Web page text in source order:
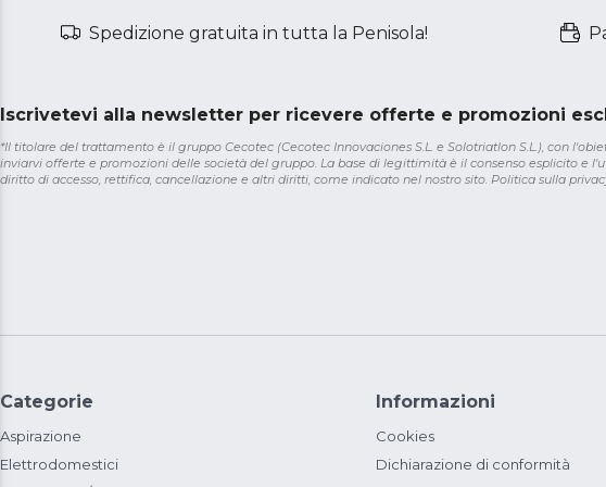
Spedizione gratuita in tutta la Penisola!
Iscrivetevi alla newsletter per ricevere offerte e promozioni
*Il titolare del trattamento è il gruppo Cecotec (Cecotec Innovaciones S.L. e Solotriatlon S.L.), con
inviarvi offerte e promozioni delle società del gruppo. La base di legittimità è il consenso esplicito e
diritto di accesso, rettifica, cancellazione e altri diritti, come indicato nel nostro sito. Politica sulla
Categorie
Aspirazione
Elettrodomestici
Informazioni
Cookies
Dichiarazione di conformità